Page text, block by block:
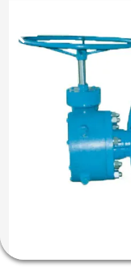
HAUSE
PRODUKTE
UNS